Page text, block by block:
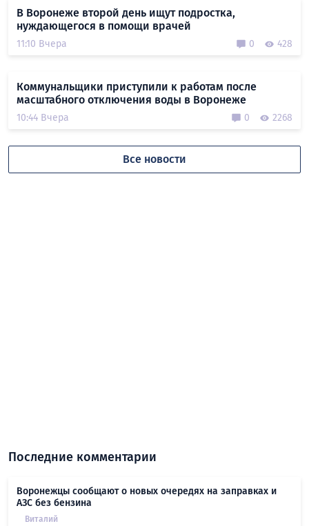
В Воронеже второй день ищут подростка,
нуждающегося в помощи врачей
11:10 Вчера 0 428
Коммунальщики приступили к работам после
масштабного отключения воды в Воронеже
10:44 Вчера 0 2268
Все новости
Последние комментарии
Воронежцы сообщают о новых очередях на заправках и
АЗС без бензина
Виталий